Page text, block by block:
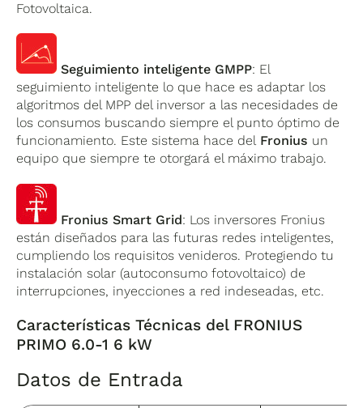
Fotovoltaica.
Seguimiento inteligente GMPP: El
seguimiento inteligente lo que hace es adaptar los
algoritmos del MPP del inversor a las necesidades de
los consumos buscando siempre el punto óptimo de
funcionamiento. Este sistema hace del Fronius un
equipo que siempre te otorgará el máximo trabajo.
Fronius Smart Grid: Los inversores Fronius
están diseñados para las futuras redes inteligentes,
cumpliendo los requisitos venideros. Protegiendo tu
instalación solar (autoconsumo fotovoltaico) de
interrupciones, inyecciones a red indeseadas, etc.
Características Técnicas del FRONIUS
PRIMO 6.0-1 6 kW
Datos de Entrada